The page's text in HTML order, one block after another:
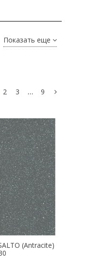
Показать еще
2 3 … 9
(Antracite)